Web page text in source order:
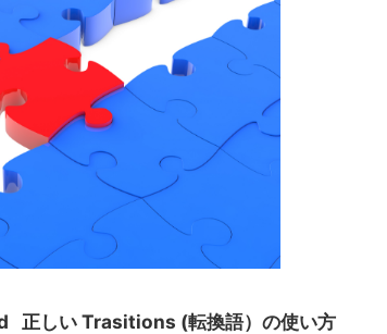
しい Trasitions (転換語）の使い方